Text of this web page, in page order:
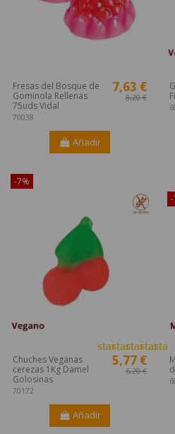
Fresas del Bosque de
Gominola Rellenas
75uds Vidal
70038
7,63 €
8,20 €
Añadir
-7%
Chuches Veganas
cerezas 1Kg Damel
Golosinas
70172
5,77 €
6,20 €
starstarstarstar
Añadir